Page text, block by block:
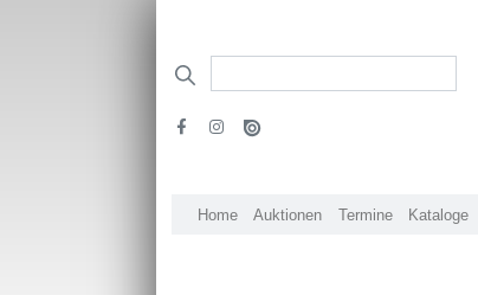
Home Auktionen Termine Kataloge